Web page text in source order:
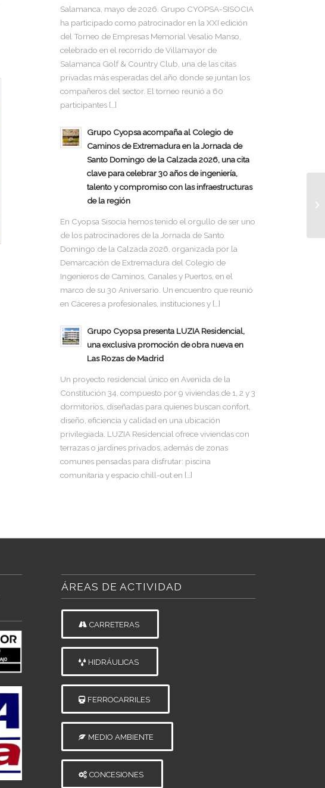
Salamanca, mayo de 2026. Grupo CYOPSA-SISOCIA
ha participado como patrocinador en la XXI edición
del Torneo de Empresas Memorial Vesalio Manso,
celebrado en el recorrido de Villamayor de
Salamanca Golf & Country Club, una de las citas
privadas más esperadas del año donde se juntan los
compañeros del sector. El torneo reunió a 60
participantes […]
Grupo Cyopsa acompaña al Colegio de
Caminos de Extremadura en la Jornada de
Santo Domingo de la Calzada 2026, una cita
clave para celebrar 30 años de ingeniería,
talento y compromiso con las infraestructuras
de la región
En Cyopsa Sisocia hemos tenido el orgullo de ser uno
de los patrocinadores de la Jornada de Santo
Domingo de la Calzada 2026, organizada por la
Demarcación de Extremadura del Colegio de
Ingenieros de Caminos, Canales y Puertos, en el
marco de su 30 Aniversario. Un encuentro que reunió
en Cáceres a profesionales, instituciones y […]
Grupo Cyopsa presenta LUZIA Residencial,
una exclusiva promoción de obra nueva en
Las Rozas de Madrid
Un proyecto residencial único en Avenida de la
Constitución 34, compuesto por 9 viviendas de 1, 2 y 3
dormitorios, diseñadas para quienes buscan confort,
diseño, eficiencia y calidad en una ubicación
privilegiada. LUZIA Residencial ofrece viviendas con
terrazas o jardines privados, además de zonas
comunes pensadas para disfrutar: piscina
comunitaria y espacio chill-out en […]
ÁREAS DE ACTIVIDAD
CARRETERAS
HIDRÁULICAS
FERROCARRILES
MEDIO AMBIENTE
CONCESIONES